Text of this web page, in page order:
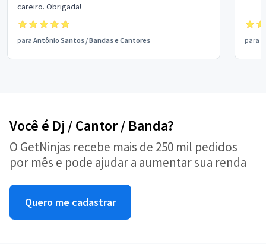
careiro. Obrigada!
para Antônio Santos /Bandas e Cantores para
Você é Dj / Cantor / Banda?
O GetNinjas recebe mais de 250 mil pedidos
por mês e pode ajudar a aumentar sua renda
Quero me cadastrar